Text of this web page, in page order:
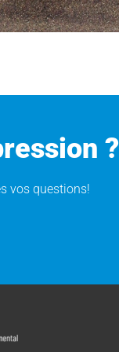
?
vos questions!